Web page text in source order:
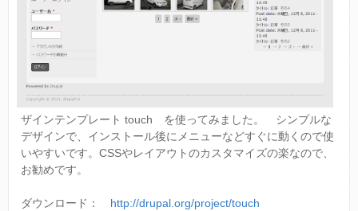
ザインテンプレート touch を使ってみました。 シンプルな
デザインで、インストール後にメニューなどすぐに動くので使
いやすいです。CSSやレイアウトのカスタマイズの楽なので、
お勧めです。
ダウンロード： http://drupal.org/project/touch